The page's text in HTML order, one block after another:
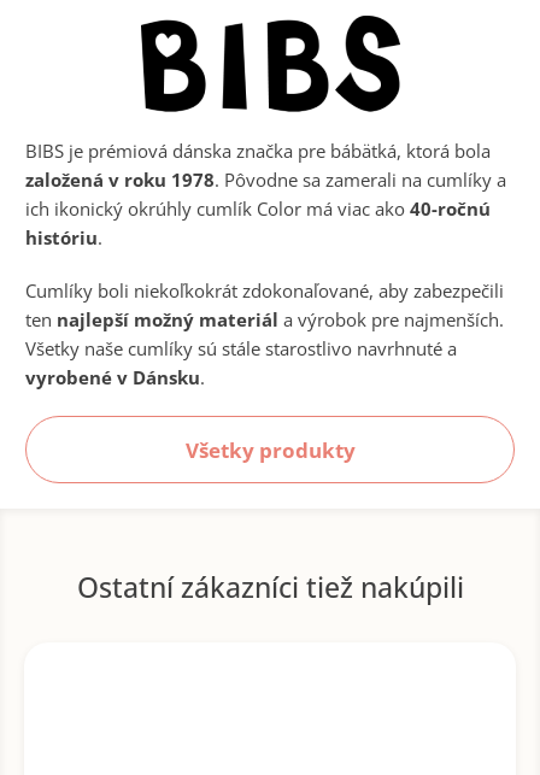
BIBS je prémiová dánska značka pre bábätká, ktorá bola
založená v roku 1978. Pôvodne sa zamerali na cumlíky a
ich ikonický okrúhly cumlík Color má viac ako 40-ročnú
históriu.
Cumlíky boli niekoľkokrát zdokonaľované, aby zabezpečili
ten najlepší možný materiál a výrobok pre najmenších.
Všetky naše cumlíky sú stále starostlivo navrhnuté a
vyrobené v Dánsku.
Všetky produkty